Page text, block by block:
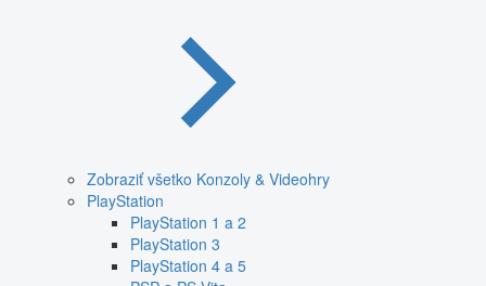
Zobraziť všetko Konzoly & Videohry
PlayStation
PlayStation 1 a 2
PlayStation 3
PlayStation 4 a 5